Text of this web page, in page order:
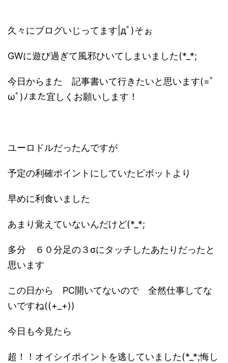
久々にブログいじってます|дﾟ)そぉ
GWに遊び過ぎて風邪ひいてしまいました(*_*;
今日からまた 記事書いて行きたいと思います(=ﾟ
ωﾟ)ﾉまた宜しくお願いします！
ユーロドルだったんですが
予定の利確ポイントにしていたピボットより
早めに利食いました
あまり覚えていないんだけど(*_*;
多分 ６０分足の３σにタッチしたあたりだったと
思います
この日から PC開いてないので 全然仕事してな
いですね((+_+))
今日も今見たら
超！！オイシイポイントを逃していました(*_*;悔し